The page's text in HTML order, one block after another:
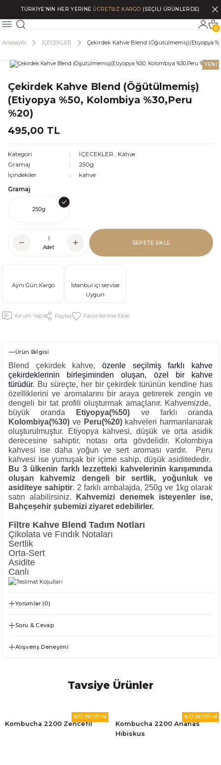
TÜRKİYE’NİN HER YERİNE ÜCRETSİZ KARGO (SEÇİLİ ÜRÜNLERDE)
0
Anasayfa İÇECEKLER Çekirdek Kahve Blend (Öğütülmemiş)(Etiyopya
YENİ
Çekirdek Kahve Blend (Öğütülmemiş)
(Etiyopya %50, Kolombiya %30,Peru
%20)
495,00 TL
Kategori İÇECEKLER , Kahve
Gramaj
250g
İçindekiler
kahve
Gramaj
250g
Adet
SEPETE EKLE
Aynı Gün Kargo
İstanbul içi servise
Uygun
Yorum Yap Paylaş
Ürün Bilgisi
Blend çekirdek kahve,
özenle seçilmiş farklı kahve
çekirdeklerinin birleşiminden oluşan, özel bir kahve
türüdür. Bu süreçte, her bir çekirdek türünün kendine has
özelliklerini ve aromalarını bir araya getirerek zengin ve
dengeli bir tat profili oluşturmak amaçlanır. Kahvemizde,
büyük oranda
Etiyopya(%50) ve farklı oranda
Kolombiya(%30) ve Peru(%20)kahveleri harmanlanarak
oluşturulmuştur. Etiyopya kahvesi, düşük ve orta asidik
derecesine sahiptir, notası orta gövdelidir. Kolombiya
kahvesi ise daha yoğun ve sert aroması vardır. Peru
kahvesi ise yumuşak bir içime sahip, düşük asiditededir.
Bu 3 ülkenin farklı lezzetteki kahvelerinin karışımında
oluşan kahvemiz dengeli bir sertlik, yoğunluk ve
asiditeye sahiptir. 2 farklı ambalajda, 250g ve 1kg olarak
satın alabilirsiniz.
Kahvemizi denemek isteyenler ise,
Bahçeşehir şubemizi ziyaret edebilirler.
Filtre Kahve Blend Tadım Notları
Çikolata ve Fındık Notaları
Sertlik
Orta-Sert
Asidite
Canlı
Yorumlar (0)
Soru & Cevap
Alışveriş Deneyimi
Tavsiye Ürünler
%10 İNDİRİM
Kombucha 2200 Zencefil
%10 İNDİRİM
Kombucha 2200 Ananas
Hibiskus